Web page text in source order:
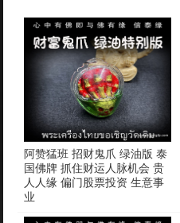
阿赞猛班 招财鬼爪 绿油版 泰
国佛牌 抓住财运人脉机会 贵
人人缘 偏门股票投资 生意事
业